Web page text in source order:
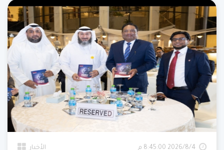
4‏‏/8‏‏/2026 8:45:00 م الأخبار